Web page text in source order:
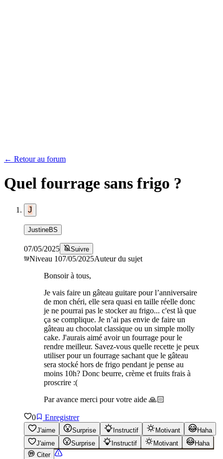
← Retour au forum
Quel fourrage sans frigo ?
J
JustineBS
07/05/2025 Suivre
Niveau 107/05/2025Auteur du sujet
Bonsoir à tous,
Je vais faire un gâteau guitare pour l’anniversaire
de mon chéri, elle sera quasi en taille réelle donc
je ne pourrai pas le stocker au frigo... c'est là que
ça se complique. Je n’ai pas envie de faire un
gâteau au chocolat classique ou un simple molly
cake. J'aurais aimé avoir un fourrage pour le
rendre meilleur. Savez-vous quelle recette je peux
utiliser pour un fourrage sachant que le gâteau
sera stocké hors de frigo pendant je pense au
moins 10h? Donc beurre, crème et fruits frais à
proscrire :(
Par avance merci pour votre aide 🙏🏻
0 Enregistrer
J'aime Surprise Instructif Motivant
Haha
J'aime
Surprise Instructif Motivant
Haha
Citer